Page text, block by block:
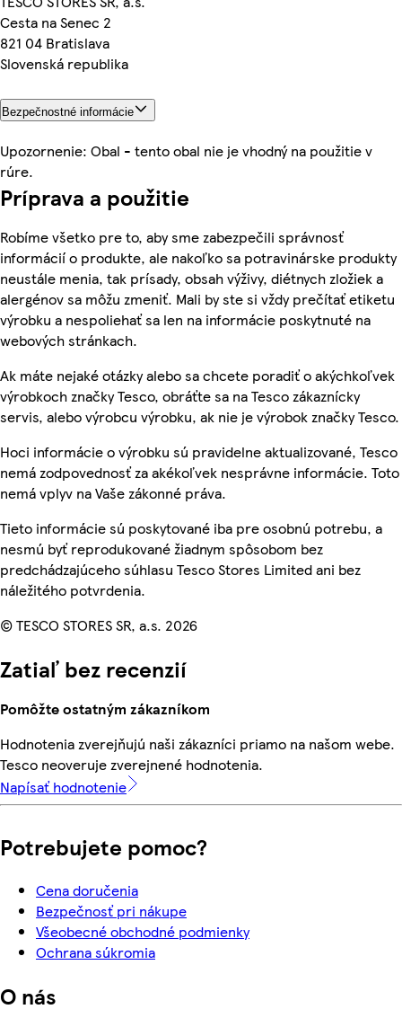
Cesta na Senec 2
821 04 Bratislava
Slovenská republika
Bezpečnostné informácie
Upozornenie: Obal - tento obal nie je vhodný na použitie v
rúre.
Príprava a použitie
Robíme všetko pre to, aby sme zabezpečili správnosť
informácií o produkte, ale nakoľko sa potravinárske produkty
neustále menia, tak prísady, obsah výživy, diétnych zložiek a
alergénov sa môžu zmeniť. Mali by ste si vždy prečítať etiketu
výrobku a nespoliehať sa len na informácie poskytnuté na
webových stránkach.
Ak máte nejaké otázky alebo sa chcete poradiť o akýchkoľvek
výrobkoch značky Tesco, obráťte sa na Tesco zákaznícky
servis, alebo výrobcu výrobku, ak nie je výrobok značky Tesco.
Hoci informácie o výrobku sú pravidelne aktualizované, Tesco
nemá zodpovednosť za akékoľvek nesprávne informácie. Toto
nemá vplyv na Vaše zákonné práva.
Tieto informácie sú poskytované iba pre osobnú potrebu, a
nesmú byť reprodukované žiadnym spôsobom bez
predchádzajúceho súhlasu Tesco Stores Limited ani bez
náležitého potvrdenia.
© TESCO STORES SR, a.s. 2026
Zatiaľ bez recenzií
Pomôžte ostatným zákazníkom
Hodnotenia zverejňujú naši zákazníci priamo na našom webe.
Tesco neoveruje zverejnené hodnotenia.
Napísať hodnotenie
Potrebujete pomoc?
Cena doručenia
Bezpečnosť pri nákupe
Všeobecné obchodné podmienky
Ochrana súkromia
O nás